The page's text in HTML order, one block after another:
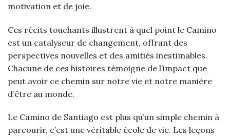
motivation et de joie.
Ces récits touchants illustrent à quel point le Camino
est un catalyseur de changement, offrant des
perspectives nouvelles et des amitiés inestimables.
Chacune de ces histoires témoigne de l’impact que
peut avoir ce chemin sur notre vie et notre manière
d’être au monde.
Le Camino de Santiago est plus qu’un simple chemin à
parcourir, c’est une véritable école de vie. Les leçons